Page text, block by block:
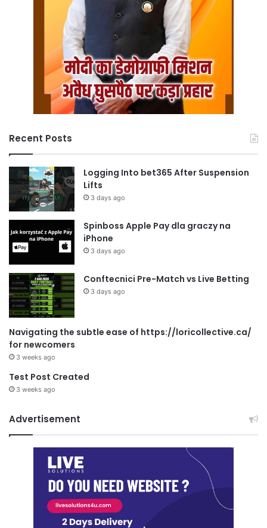
Recent Posts
Logging Into bet365 After Suspension
Lifts
3 days ago
Spinboss Apple Pay dla graczy na
iPhone
3 days ago
Conftecnici Pre-Match vs Live Betting
3 days ago
Navigating the subtle ease of https://loricollective.ca/
for newcomers
3 weeks ago
Test Post Created
3 weeks ago
Advertisement